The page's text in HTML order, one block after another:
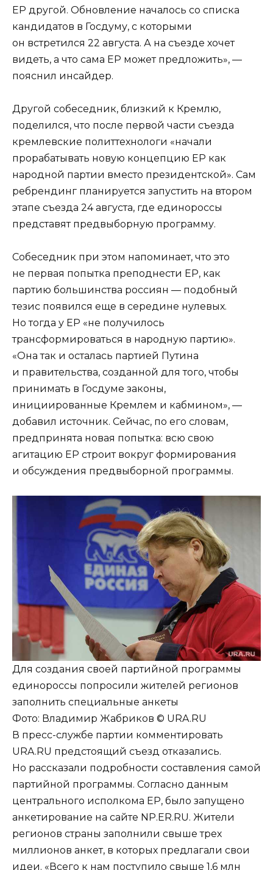
ЕР другой. Обновление началось со списка
кандидатов в Госдуму, с которыми
он встретился 22 августа. А на съезде хочет
видеть, а что сама ЕР может предложить», —
пояснил инсайдер.
Другой собеседник, близкий к Кремлю,
поделился, что после первой части съезда
кремлевские политтехнологи «начали
прорабатывать новую концепцию ЕР как
народной партии вместо президентской». Сам
ребрендинг планируется запустить на втором
этапе съезда 24 августа, где единороссы
представят предвыборную программу.
Собеседник при этом напоминает, что это
не первая попытка преподнести ЕР, как
партию большинства россиян — подобный
тезис появился еще в середине нулевых.
Но тогда у ЕР «не получилось
трансформироваться в народную партию».
«Она так и осталась партией Путина
и правительства, созданной для того, чтобы
принимать в Госдуме законы,
инициированные Кремлем и кабмином», —
добавил источник. Сейчас, по его словам,
предпринята новая попытка: всю свою
агитацию ЕР строит вокруг формирования
и обсуждения предвыборной программы.
Для создания своей партийной программы
единороссы попросили жителей регионов
заполнить специальные анкеты
Фото: Владимир Жабриков © URA.RU
В пресс-службе партии комментировать
URA.RU предстоящий съезд отказались.
Но рассказали подробности составления самой
партийной программы. Согласно данным
центрального исполкома ЕР, было запущено
анкетирование на сайте NP.ER.RU. Жители
регионов страны заполнили свыше трех
миллионов анкет, в которых предлагали свои
идеи. «Всего к нам поступило свыше 1,6 млн